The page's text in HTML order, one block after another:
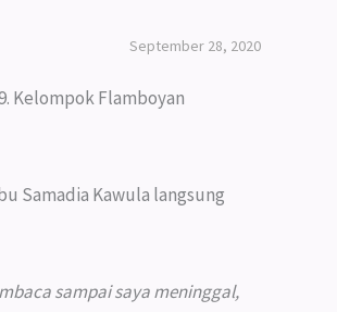
September 28, 2020
Kelompok Flamboyan
Samadia Kawula langsung
sampai saya meninggal,